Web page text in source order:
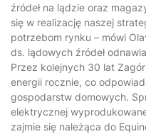
źródeł na lądzie oraz
się w realizację naszej
potrzebom rynku – mówi
ds. lądowych źródeł
Przez kolejnych 30 lat
energii rocznie, co
gospodarstw domowych.
elektrycznej
zajmie się należąca do